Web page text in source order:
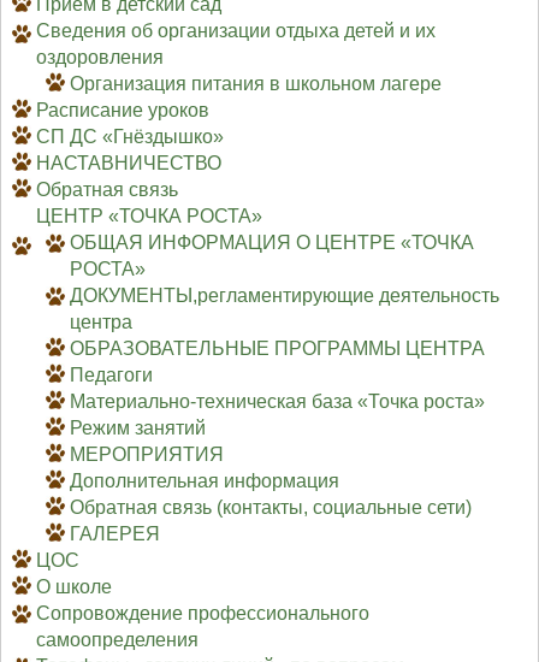
Сведения об организации отдыха детей и их
оздоровления
Организация питания в школьном лагере
Расписание уроков
СП ДС «Гнёздышко»
НАСТАВНИЧЕСТВО
Обратная связь
ЦЕНТР «ТОЧКА РОСТА»
ОБЩАЯ ИНФОРМАЦИЯ О ЦЕНТРЕ «ТОЧКА
РОСТА»
ДОКУМЕНТЫ,регламентирующие деятельность
центра
ОБРАЗОВАТЕЛЬНЫЕ ПРОГРАММЫ ЦЕНТРА
Педагоги
Материально-техническая база «Точка роста»
Режим занятий
МЕРОПРИЯТИЯ
Дополнительная информация
Обратная связь (контакты, социальные сети)
ГАЛЕРЕЯ
ЦОС
О школе
Сопровождение профессионального
самоопределения